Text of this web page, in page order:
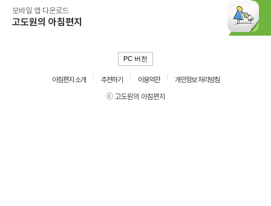
모바일 앱 다운로드
고도원의 아침편지
PC 버전
아침편지 소개 추천하기 이용약관
개인정보 처리방침
ⓒ 고도원의 아침편지